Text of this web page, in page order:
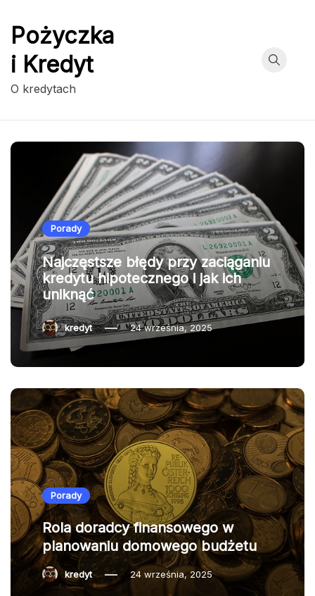
Pożyczka
i Kredyt
O kredytach
Porady
Najczęstsze błędy przy zaciąganiu
kredytu hipotecznego i jak ich
uniknąć
kredyt 24 września, 2025
Porady
Rola doradcy finansowego w
planowaniu domowego budżetu
kredyt 24 września, 2025